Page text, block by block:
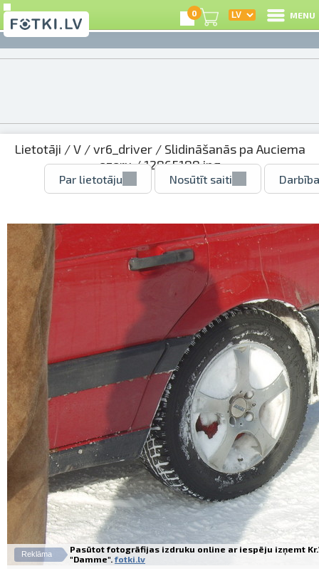
0 MENU
Lietotāji /V/vr6_driver/ Slidināšanās pa Auciema
ezeru/ 12865188.jpg
Par lietotāju Nosūtīt saiti
Reklāma
Pasūtot fotogrāfijas izdruku online ar iespēju izņemt
"Damme". fotki.lv